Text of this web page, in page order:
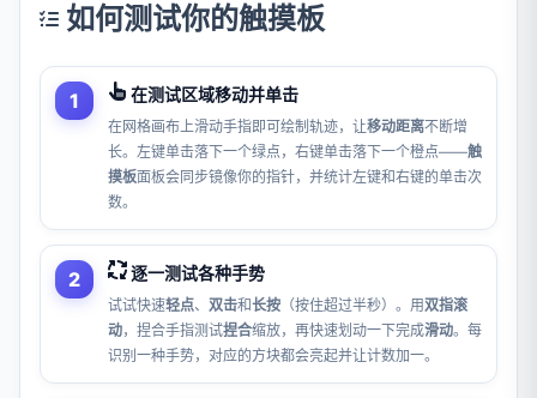
如何测试你的触摸板
在测试区域移动并单击
在网格画布上滑动手指即可绘制轨迹，让移动距离不断增
长。左键单击落下一个绿点，右键单击落下一个橙点——触
摸板面板会同步镜像你的指针，并统计左键和右键的单击次
数。
逐一测试各种手势
试试快速轻点、 双击和长按 （按住超过半秒）。用双指滚
动，捏合手指测试捏合缩放，再快速划动一下完成滑动。每
识别一种手势，对应的方块都会亮起并让计数加一。